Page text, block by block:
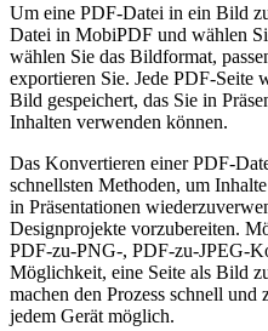
Um eine PDF-Datei in ein Bild
Datei in MobiPDF und wählen
wählen Sie das Bildformat,
exportieren Sie. Jede PDF-Seite
Bild gespeichert, das Sie in
Inhalten verwenden können.
Das Konvertieren einer PDF-
schnellsten Methoden, um
in Präsentationen
Designprojekte vorzubereiten.
PDF-zu-PNG-, PDF-zu-JPEG-
Möglichkeit, eine Seite als Bild
machen den Prozess schnell und
jedem Gerät möglich.